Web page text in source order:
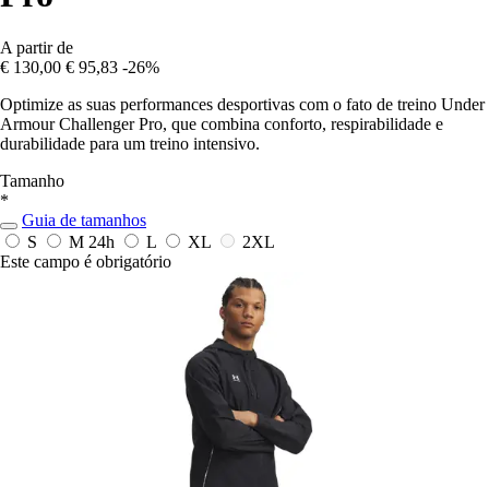
A partir de
€ 130,00 € 95,83 -26%
Optimize as suas performances desportivas com o fato de treino Under
Armour Challenger Pro, que combina conforto, respirabilidade e
durabilidade para um treino intensivo.
Tamanho
*
Guia de tamanhos
S
M 24h L XL
2XL
Este campo é obrigatório